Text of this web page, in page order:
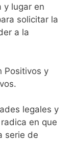
y lugar en
solicitar la
a la
Positivos y
legales y
en que
serie de